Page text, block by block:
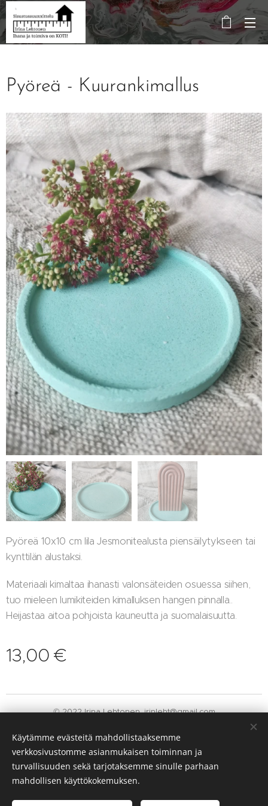
Pyöreä - Kuurankimallus
Pyöreä 10x10 cm lila Jesmonitealusta piensäilytykseen tai
kynttilän alustaksi.
Materiaali kimaltaa ihanasti valonsäteiden osuessa siihen,
tuo mieleen lumikiteiden kimalluksen hangen pinnalla..
Heijastaa aitoa pohjoista kauneutta ja suomalaisuutta.
13,00 €
© 2022 Irina Lehtonen. irinleht@gmail.com
Kielet
Suomi
English
Käytämme evästeitä mahdollistaaksemme
verkkosivustomme asianmukaisen toiminnan ja
turvallisuuden sekä tarjotaksemme sinulle parhaan
mahdollisen käyttökokemuksen.